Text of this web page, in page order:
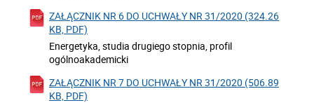
ZAŁĄCZNIK NR 6 DO UCHWAŁY NR 31/2020 (324.26
KB, PDF)
Energetyka, studia drugiego stopnia, profil
ogólnoakademicki
ZAŁĄCZNIK NR 7 DO UCHWAŁY NR 31/2020 (506.89
KB, PDF)